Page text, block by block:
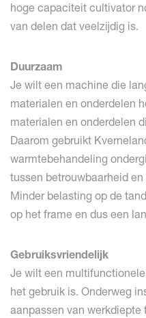
hoge capaciteit cultivator
van delen dat veelzijdig is.
Duurzaam
Je wilt een machine die
materialen en onderdelen
materialen en onderdelen
Daarom gebruikt
warmtebehandeling
tussen betrouwbaarheid
Minder belasting op de
op het frame en dus een
Gebruiksvriendelijk
Je wilt een
het gebruik is. Onderweg
aanpassen van